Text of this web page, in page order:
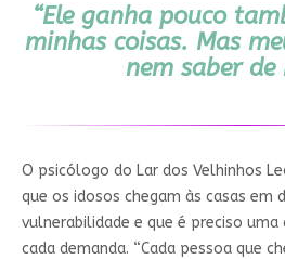
“Ele ganha pouco
minhas coisas. Mas
nem saber de
O psicólogo do Lar dos Velhinhos
que os idosos chegam às casas em
vulnerabilidade e que é preciso
cada demanda. “Cada pessoa que